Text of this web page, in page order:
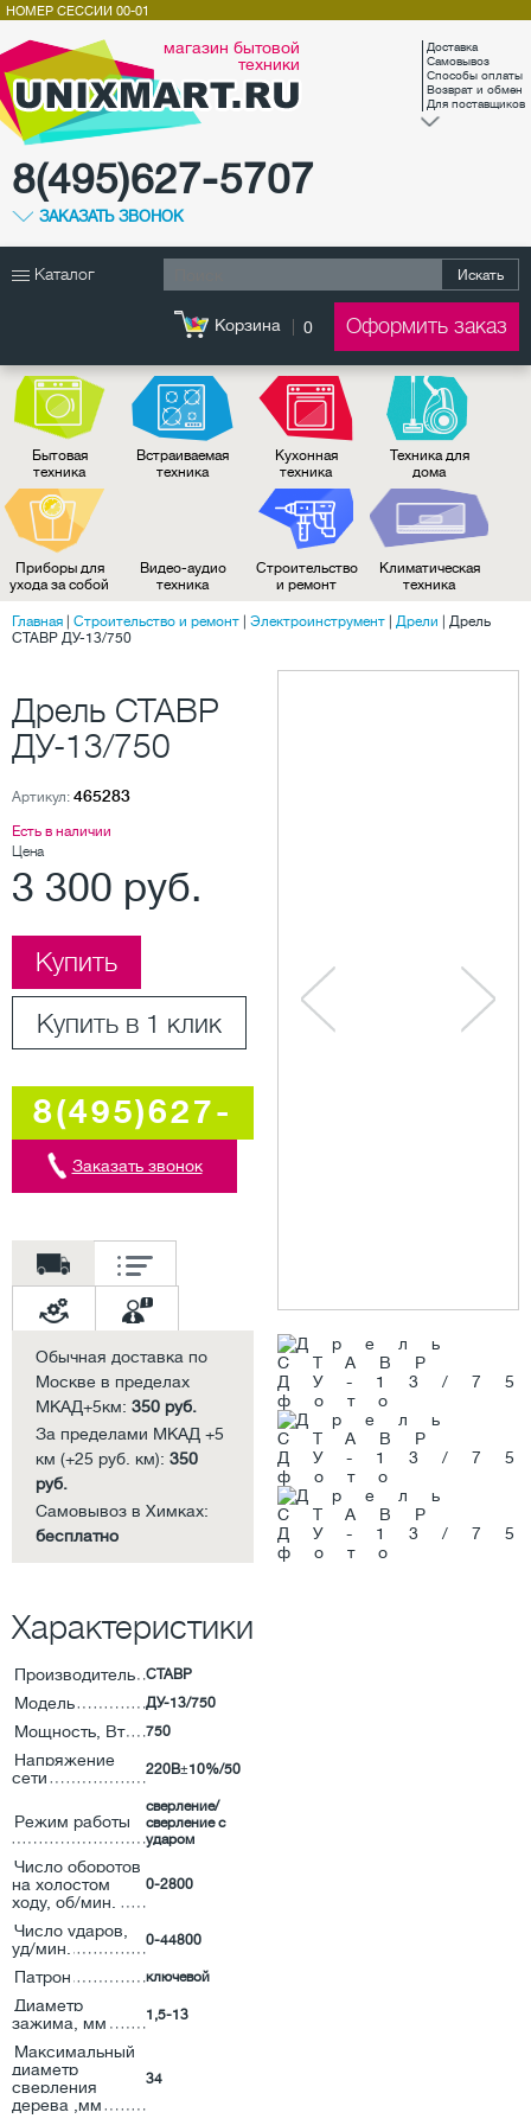
магазин бытовой
техники
8(495)627-5707
ЗАКАЗАТЬ ЗВОНОК
Доставка
Самовывоз
Способы оплаты
Возврат и обмен
Для поставщиков
НОМЕР СЕССИИ 00-01
Каталог Искать
Корзина 0 Оформить заказ
Бытовая
техника
Встраиваемая
техника
Кухонная
техника
Техника для
дома
Приборы для
ухода за собой
Видео-аудио
техника
Строительство
и ремонт
Климатическая
техника
Главная Строительство и ремонт Электроинструмент Дрели
Дрель
СТАВР ДУ-13/750
Дрель СТАВР
ДУ-13/750
Артикул: 465283
Есть в наличии
Цена
3 300 руб.
Купить
Купить в 1 клик
8(495)627-
5707
Заказать звонок
Обычная доставка по
Москве в пределах
МКАД+5км: 350 руб.
За пределами МКАД +5
км (+25 руб. км): 350
руб.
Самовывоз в Химках:
бесплатно
Характеристики
Производитель СТАВР
Модель ДУ-13/750
Мощность, Вт 750
Напряжение
сети
220В±10%/50
Режим работы
сверление/
сверление с
ударом
Число оборотов
на холостом
ходу, об/мин.
0-2800
Число ударов,
уд/мин.
0-44800
Патрон ключевой
Диаметр
зажима, мм
1,5-13
Максимальный
диаметр
сверления
дерева ,мм
34